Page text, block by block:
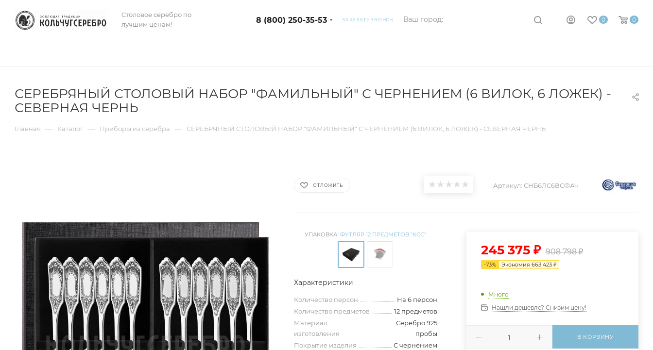
Столовое серебро по
лучшим ценам!
8 (800) 250-35-53 ЗАКАЗАТЬ ЗВОНОК Ваш город: 0 0
СЕРЕБРЯНЫЙ СТОЛОВЫЙ НАБОР "ФАМИЛЬНЫЙ" С ЧЕРНЕНИЕМ (6 ВИЛОК, 6 ЛОЖЕК) -
СЕВЕРНАЯ ЧЕРНЬ
Главная — Каталог — Приборы из серебра — СЕРЕБРЯНЫЙ СТОЛОВЫЙ НАБОР "ФАМИЛЬНЫЙ" С ЧЕРНЕНИЕМ (6 ВИЛОК, 6 ЛОЖЕК) - СЕВЕРНАЯ ЧЕРНЬ
ОТЛОЖИТЬ Артикул: СНБ6ЛС6ВСФАЧ
УПАКОВКА: ФУТЛЯР 12 ПРЕДМЕТОВ "КСС"
Характеристики
Количество персон
На 6 персон
Количество предметов
12 предметов
Материал
изготовления
Серебро 925
пробы
Покрытие изделия
С чернением
245 375₽ 908 798₽
-73% Экономия 663 423₽
Много
Нашли дешевле? Снизим цену!
В КОРЗИНУ